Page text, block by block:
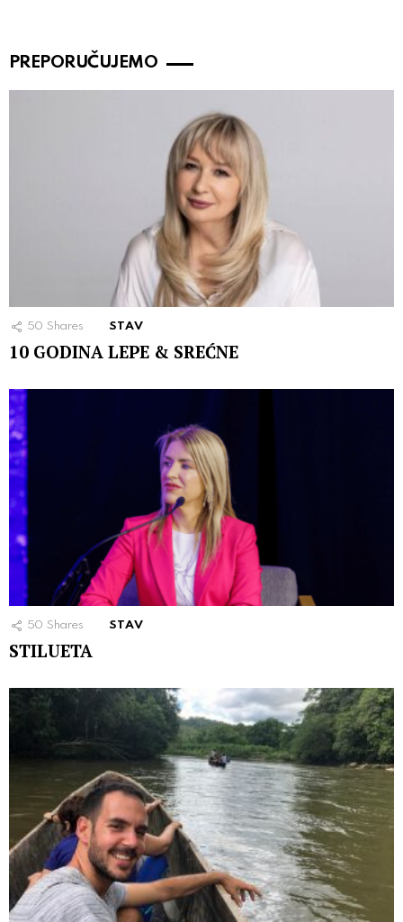
PREPORUČUJEMO
50 Shares STAV
10 GODINA LEPE & SREĆNE
50 Shares STAV
STILUETA